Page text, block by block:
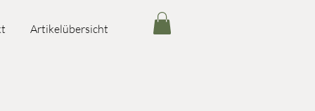
Artikelübersicht